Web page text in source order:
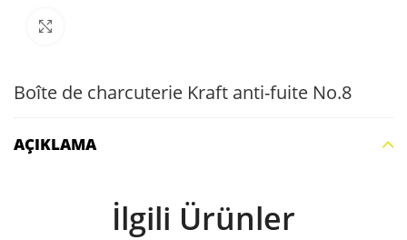
Boîte de charcuterie Kraft anti-fuite No.8
AÇIKLAMA
İlgili Ürünler